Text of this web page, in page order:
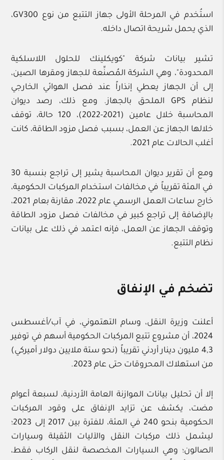
استُخدم في المرحلة الأولى جهاز التتبع من نوع GV300،
الذي يحمل شريحة اتصال داخله.
تشير بيانات شركة "كويكلينك للحلول اللاسلكية
المحدودة"، وهي الشركة المُصنِّعة للجهاز ومقرها الصين،
إلى أن الجهاز يعطي إنذاراً عند فصل الهوائي الخارجي
لنظام GPS الملحق بالجهاز. ومع ذلك، رصد ديوان
المحاسبة خلال عامين (2021-2022)، 120 حالة، توقف
خلالها الجهاز عن العمل، بسبب فصل مزود الطاقة، كانت
أغلب الحالات عام 2021.
ومع أن تقرير ديوان المحاسبة يشير إلى تراجع بنسبة 30
في المئة تقريباً في مخالفات استخدام المركبات الحكومية،
خارج ساعات العمل الرسمي عام 2022، مقارنة بعام 2021،
بالإضافة إلى تراجع كبير في مخالفات فصل مزود الطاقة
وتوقف الجهاز عن العمل، فإنه اعتمد في ذلك على بيانات
نظام التتبع.
تضخم في الإنفاق
أعلنت وزيرة النقل، وسام التهتموني، في آب/أغسطس
2024، أن مشروع تتبع المركبات الحكومية أسهم في توفير
4,3 مليون دينار أردني تقريباً (نحو ستة ملايين دولار أميركي)
من استهلاك المحروقات حتى عام 2023.
إلا أن تحليل بيانات الموازنة العامة الأردنية، لسبعة أعوام
مضت، يكشف عن تزايد الإنفاق على وقود المركبات
الحكومية بنحو 240 في المئة، للفترة بين 2017 إلى 2023؛
ليشمل ذلك مركبات النقل والآليات الثقيلة وسيارات
الصالون؛ وهي السيارات المخصصة لنقل الركاب فقط،